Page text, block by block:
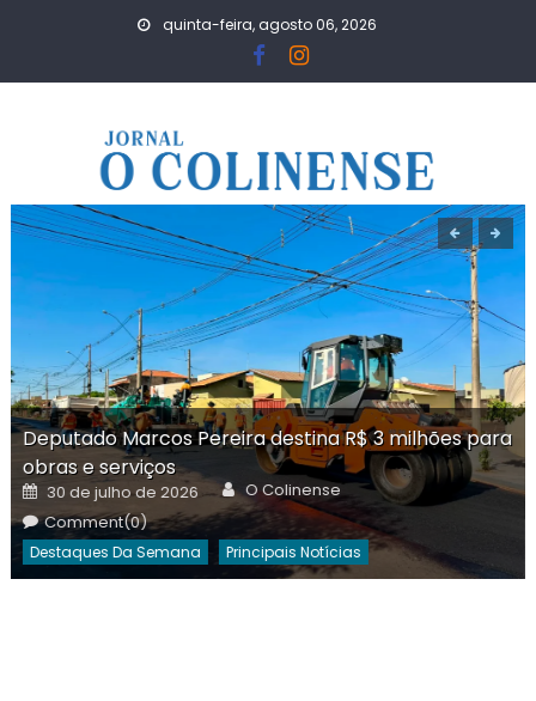
quinta-feira, agosto 06, 2026
Deputado Marcos Pereira destina R$ 3 milhões para
obras e serviços
Posted
on
30 de julho de 2026 Author
O Colinense
Comment(0)
Destaques Da Semana Principais Notícias